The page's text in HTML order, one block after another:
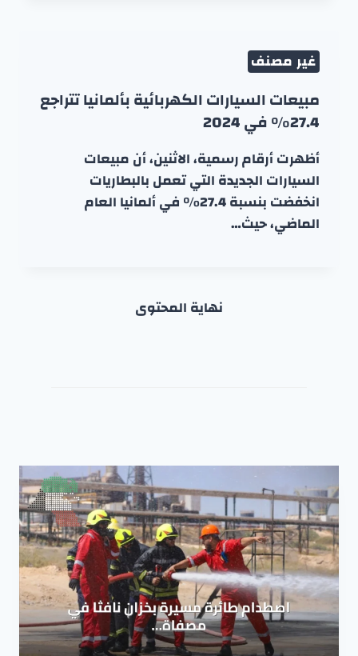
غير مصنف
مبيعات السيارات الكهربائية بألمانيا تتراجع
27.4% في 2024
أظهرت أرقام رسمية، الاثنين، أن مبيعات
السيارات الجديدة التي تعمل بالبطاريات
انخفضت بنسبة 27.4% في ألمانيا العام
الماضي، حيث…
نهاية المحتوى